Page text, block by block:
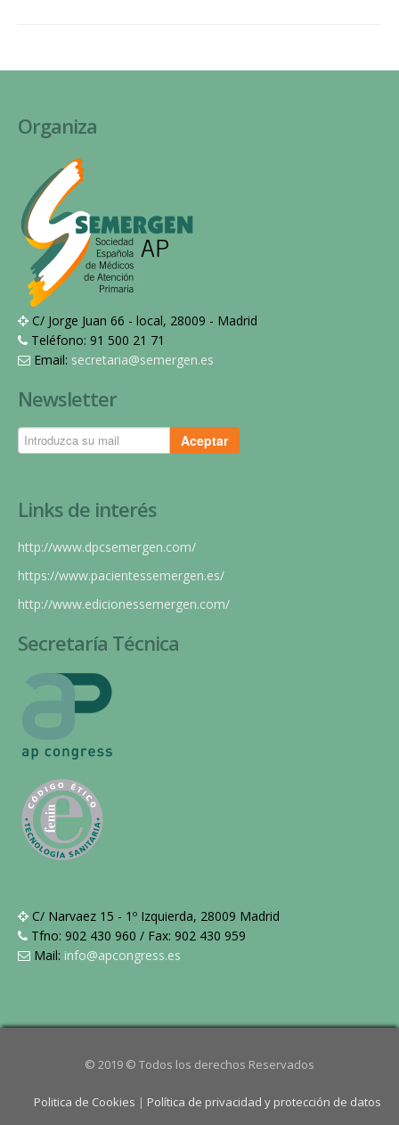
Organiza
C/ Jorge Juan 66 - local, 28009 - Madrid
Teléfono: 91 500 21 71
Email: secretaria@semergen.es
Newsletter
Aceptar
Links de interés
http://www.dpcsemergen.com/
https://www.pacientessemergen.es/
http://www.edicionessemergen.com/
Secretaría Técnica
C/ Narvaez 15 - 1º Izquierda, 28009 Madrid
Tfno: 902 430 960 / Fax: 902 430 959
Mail: info@apcongress.es
© 2019 © Todos los derechos Reservados
Politica de Cookies | Política de privacidad y protección de datos